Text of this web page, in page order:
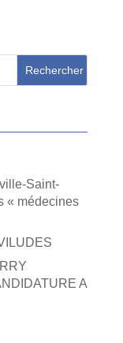
Saint-
« médecines
A